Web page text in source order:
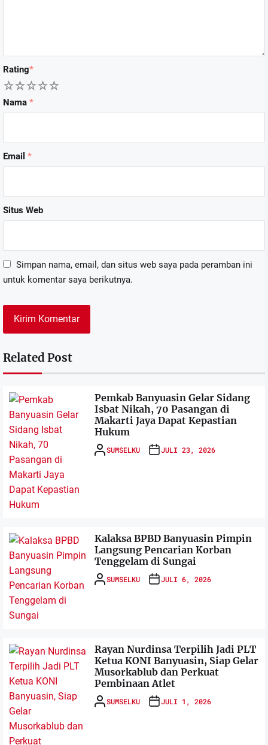
Rating*
5
4
3
2
Nama *
Email *
Situs Web
Simpan nama, email, dan situs web saya pada peramban ini
untuk komentar saya berikutnya.
Related Post
Pemkab Banyuasin Gelar Sidang
Isbat Nikah, 70 Pasangan di
Makarti Jaya Dapat Kepastian
Hukum
SUMSELKU JULI 23, 2026
Kalaksa BPBD Banyuasin Pimpin
Langsung Pencarian Korban
Tenggelam di Sungai
SUMSELKU JULI 6, 2026
Rayan Nurdinsa Terpilih Jadi PLT
Ketua KONI Banyuasin, Siap Gelar
Musorkablub dan Perkuat
Pembinaan Atlet
SUMSELKU JULI 1, 2026